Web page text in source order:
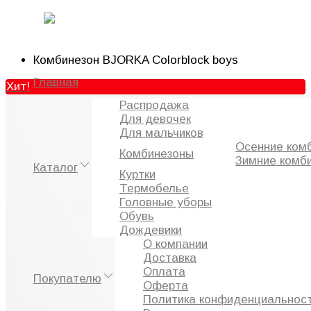
Главная
Каталог
Распродажа
Для девочек
Для мальчиков
Комбинезоны
Осенние
Зимние
Куртки
Термобелье
Головные уборы
Обувь
Дождевики
Покупателю
О компании
Доставка
Оплата
Оферта
Политика
Просмотренное
Главная
Комбинезон BJORKA Colorblock boys
Хит!